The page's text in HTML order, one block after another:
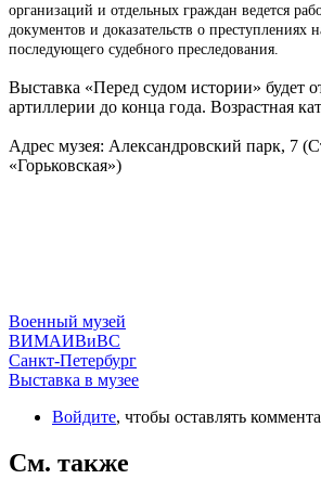
организаций и отдельных граждан ведется
документов и доказательств о преступлениях
последующего судебного преследования.
Выставка «Перед судом истории» будет
артиллерии до конца года. Возрастная
Адрес музея: Александровский парк, 7
«Горьковская»)
Военный музей
ВИМАИВиВС
Санкт-Петербург
Выставка в музее
Войдите, чтобы оставлять
См. также